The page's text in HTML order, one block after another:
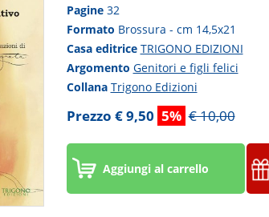
Pagine 32
Formato Brossura - cm 14,5x21
Casa editrice TRIGONO EDIZIONI
Argomento Genitori e figli felici
Collana Trigono Edizioni
Prezzo € 9,50 5% € 10,00
Aggiungi al carrello